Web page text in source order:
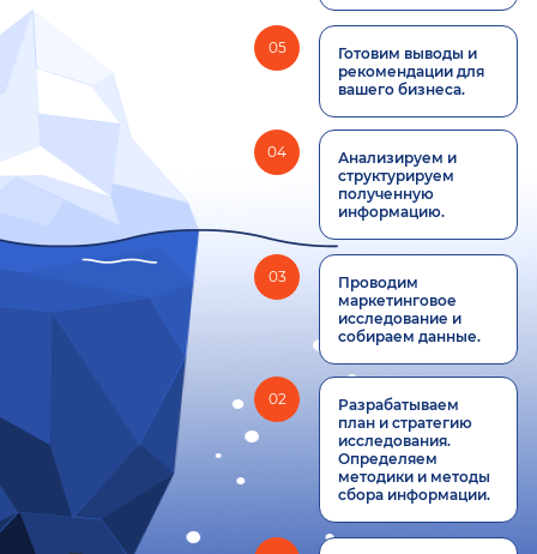
05
Готовим выводы и
рекомендации для
вашего бизнеса.
04
Анализируем и
структурируем
полученную
информацию.
03
Проводим
маркетинговое
исследование и
собираем данные.
02
Разрабатываем
план и стратегию
исследования.
Определяем
методики и методы
сбора информации.